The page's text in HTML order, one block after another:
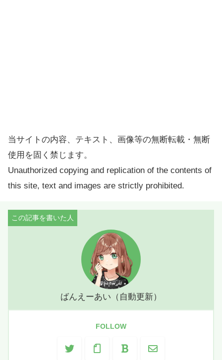
当サイトの内容、テキスト、画像等の無断転載・無断
使用を固く禁じます。
Unauthorized copying and replication of the contents of
this site, text and images are strictly prohibited.
ばんえーあい（自動更新）
FOLLOW